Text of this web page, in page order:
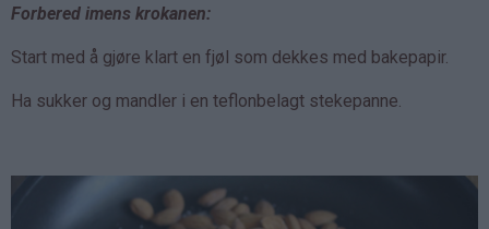
Forbered imens krokanen:
Start med å gjøre klart en fjøl som dekkes med bakepapir.
Ha sukker og mandler i en teflonbelagt stekepanne.